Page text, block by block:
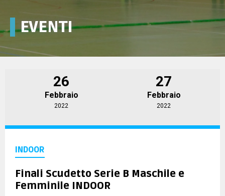
DISCIPLINE
EVENTI
26
Febbraio
2022
27
Febbraio
2022
INDOOR
Finali Scudetto Serie B Maschile e
Femminile INDOOR